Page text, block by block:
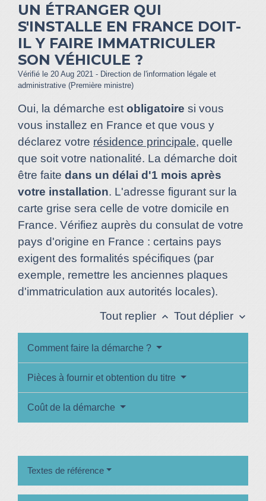
UN ÉTRANGER QUI
S'INSTALLE EN FRANCE DOIT-
IL Y FAIRE IMMATRICULER
SON VÉHICULE ?
Vérifié le 20 Aug 2021 - Direction de l'information légale et
administrative (Première ministre)
Oui, la démarche est obligatoire si vous
vous installez en France et que vous y
déclarez votre résidence principale, quelle
que soit votre nationalité. La démarche doit
être faite dans un délai d'1 mois après
votre installation. L'adresse figurant sur la
carte grise sera celle de votre domicile en
France. Vérifiez auprès du consulat de votre
pays d'origine en France : certains pays
exigent des formalités spécifiques (par
exemple, remettre les anciennes plaques
d'immatriculation aux autorités locales).
Tout replier keyboard_arrow_up Tout déplier keyboard_arrow_down
Comment faire la démarche ?
Pièces à fournir et obtention du titre
Coût de la démarche
Textes de référence